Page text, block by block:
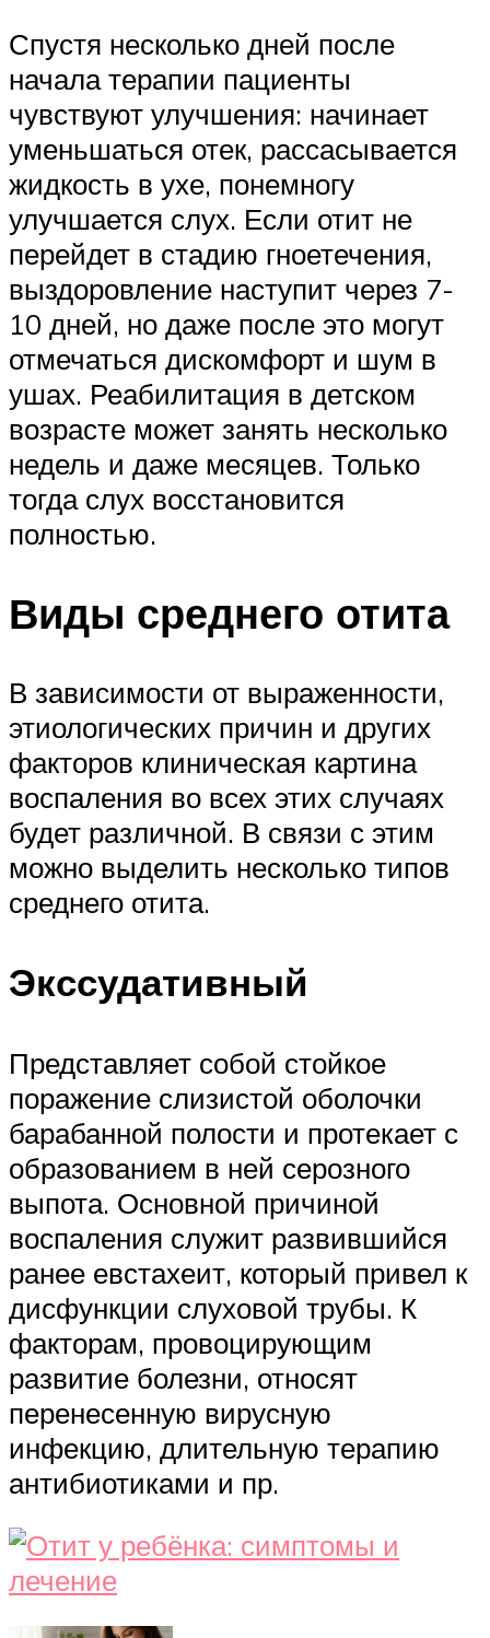
Спустя несколько дней после
начала терапии пациенты
чувствуют улучшения: начинает
уменьшаться отек, рассасывается
жидкость в ухе, понемногу
улучшается слух. Если отит не
перейдет в стадию гноетечения,
выздоровление наступит через 7-
10 дней, но даже после это могут
отмечаться дискомфорт и шум в
ушах. Реабилитация в детском
возрасте может занять несколько
недель и даже месяцев. Только
тогда слух восстановится
полностью.
Виды среднего отита
В зависимости от выраженности,
этиологических причин и других
факторов клиническая картина
воспаления во всех этих случаях
будет различной. В связи с этим
можно выделить несколько типов
среднего отита.
Экссудативный
Представляет собой стойкое
поражение слизистой оболочки
барабанной полости и протекает с
образованием в ней серозного
выпота. Основной причиной
воспаления служит развившийся
ранее евстахеит, который привел к
дисфункции слуховой трубы. К
факторам, провоцирующим
развитие болезни, относят
перенесенную вирусную
инфекцию, длительную терапию
антибиотиками и пр.